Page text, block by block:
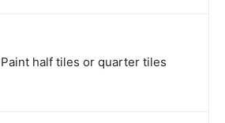
Paint half tiles or quarter tiles